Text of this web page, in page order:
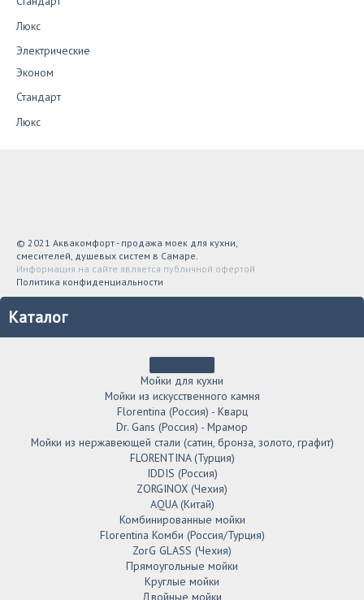
Люкс
Электрические
Эконом
Стандарт
Люкс
© 2021 Аквакомфорт - продажа моек для кухни,
смесителей, душевых систем в Самаре.
Информация на сайте является публичной офертой
Политика конфиденциальности
Каталог
Мойки для кухни
Мойки из искусственного камня
Florentina (Россия) - Кварц
Dr. Gans (Россия) - Мрамор
Мойки из нержавеющей стали (сатин, бронза, золото, графит)
FLORENTINA (Турция)
IDDIS (Россия)
ZORGINOX (Чехия)
AQUA (Китай)
Комбинированные мойки
Florentina Комби (Россия/Турция)
ZorG GLASS (Чехия)
Прямоугольные мойки
Круглые мойки
Двойные мойки